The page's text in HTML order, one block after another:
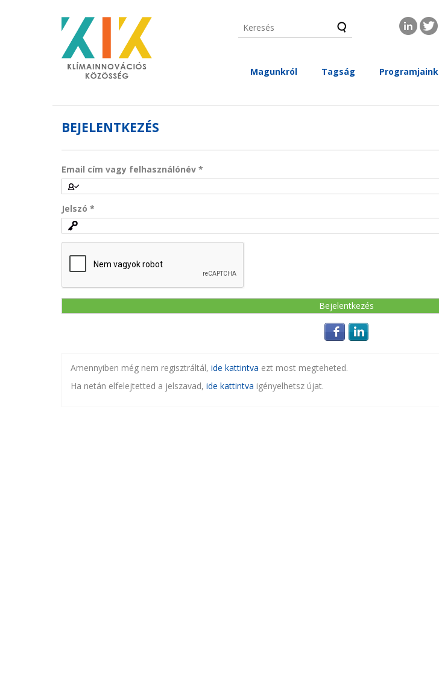
Ugrás a tartalomra Keresés űrlap
Keresés
Magunkról Tagság
Itt találhatod a klímainnovációs
tanulmányokat és előadások anyagait
a számtalan egyéb hasznos
Programjaink
Acceleration
powered by KPMG
KIK CliMates -
BEJELENTKEZÉS
Email cím vagy felhasználónév *
Jelszó *
Login with Facebook
Amennyiben még nem regisztráltál, ide kattintva ezt most megteheted.
Ha netán elfelejtetted a jelszavad, ide kattintva igényelhetsz újat.